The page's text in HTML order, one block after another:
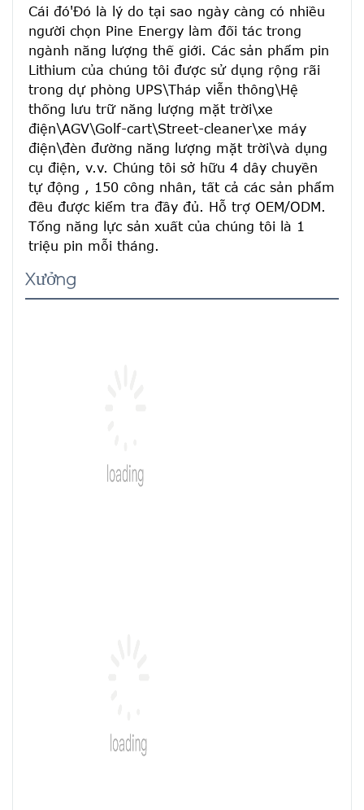
Cái đó'Đó là lý do tại sao ngày càng có nhiều
người chọn Pine Energy làm đối tác trong
ngành năng lượng thế giới. Các sản phẩm pin
Lithium của chúng tôi được sử dụng rộng rãi
trong dự phòng UPS\Tháp viễn thông\Hệ
thống lưu trữ năng lượng mặt trời\xe
điện\AGV\Golf-cart\Street-cleaner\xe máy
điện\đèn đường năng lượng mặt trời\và dụng
cụ điện, v.v. Chúng tôi sở hữu 4 dây chuyền
tự động , 150 công nhân, tất cả các sản phẩm
đều được kiểm tra đầy đủ. Hỗ trợ OEM/ODM.
Tổng năng lực sản xuất của chúng tôi là 1
triệu pin mỗi tháng.
Xưởng